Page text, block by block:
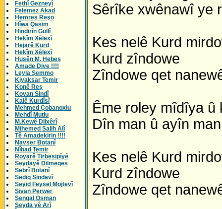
Fethî Gezneyî
Felemez Akad
Hemreş Reşo
Hîwa Qasim
Hindirîn Gullî
Hekîm Xêlexî
Hejarê Kurd
Hekîm Xêlexî
Husên M. Hebeş
Amade Dive !!!!
Leyla Şemmo
Kiyaksar Temir
Konê Reş
Kovan Sindî
Kalê Kurdîsî
Mehmed Çobanoxlu
Mehdî Mutlu
M.Kewê Dilxêrî
Mihemed Salih Alî
Tê Amadekirin !!!!
Navser Botanî
Nîhad Temir
Royarê Tirbesipîyê
Seydayê Dilmeqes
Sebrî Botanî
Sediq Sindavî
Seyid Feysel Mojtevî
Şivan Perwer
Şengal Osman
Seyda yê Arî
Sêrîke xwênawî ye
Kes nelê Kurd
Kurd zîndowe
Zîndowe qet
Ême roley mîdîya û
Dîn man û ayîn
Kes nelê Kurd
Kurd zîndowe
Zîndowe qet